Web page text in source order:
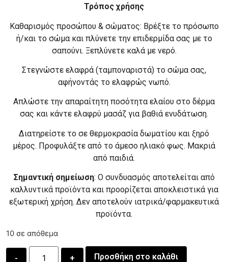
Τρόπος χρήσης
Καθαρισμός προσώπου & σώματος: Βρέξτε το πρόσωπο
ή/και το σώμα και πλύνετε την επιδερμίδα σας με το
σαπούνι. Ξεπλύνετε καλά με νερό.
Στεγνώστε ελαφρά (ταμποναριστά) το σώμα σας,
αφήνοντάς το ελαφρώς νωπό.
Απλώστε την απαραίτητη ποσότητα ελαίου στο δέρμα
σας και κάντε ελαφρύ μασάζ για βαθιά ενυδάτωση.
Διατηρείστε το σε θερμοκρασία δωματίου και ξηρό
μέρος. Προφυλάξτε από το άμεσο ηλιακό φως. Μακριά
από παιδιά.
Σημαντική σημείωση: Ο συνδυασμός αποτελείται από
καλλυντικά προϊόντα και προορίζεται αποκλειστικά για
εξωτερική χρήση. Δεν αποτελούν ιατρικά/φαρμακευτικά
προϊόντα.
10 σε απόθεμα
Προσθήκη στο καλάθι